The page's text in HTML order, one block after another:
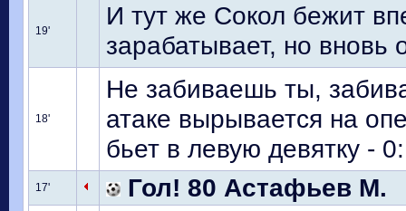
19'
И тут же Сокол бежит
зарабатывает, но вновь
18'
Не забиваешь ты,
атаке вырывается на
бьет в левую девятку -
17' Гол! 80 Астафьев М.